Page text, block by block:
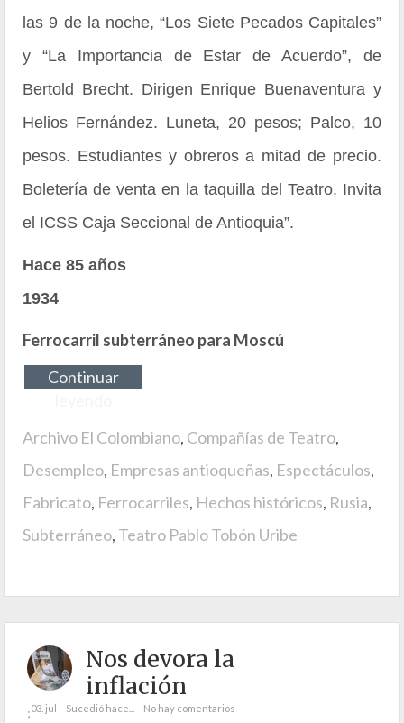
las 9 de la noche, “Los Siete Pecados Capitales”
y “La Importancia de Estar de Acuerdo”, de
Bertold Brecht. Dirigen Enrique Buenaventura y
Helios Fernández. Luneta, 20 pesos; Palco, 10
pesos. Estudiantes y obreros a mitad de precio.
Boletería de venta en la taquilla del Teatro. Invita
el ICSS Caja Seccional de Antioquia”.
Hace 85 años
1934
Ferrocarril subterráneo para Moscú
Continuar
Archivo El Colombiano, Compañías de Teatro,
Desempleo, Empresas antioqueñas, Espectáculos,
Fabricato, Ferrocarriles, Hechos históricos, Rusia,
Subterráneo, Teatro Pablo Tobón Uribe
Nos devora la
inflación
;03. jul Sucedió hace... No hay comentarios